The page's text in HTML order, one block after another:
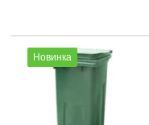
Новинка